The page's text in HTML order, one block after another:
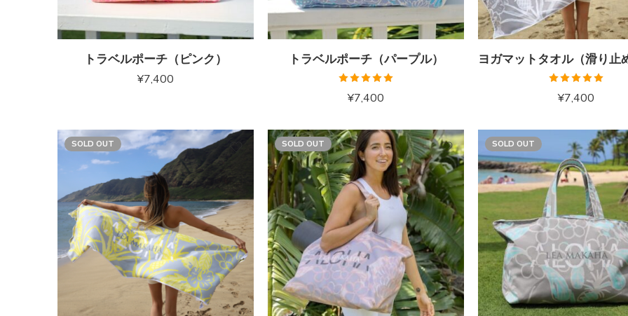
トラベルポーチ（ピンク）
¥7,400
トラベルポーチ（パープル）
5段階中
¥7,400
5段階中
¥7,400
SOLD OUT SOLD OUT SOLD OUT